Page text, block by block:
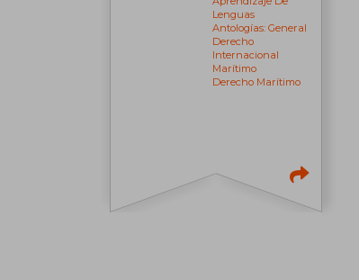
Lenguas
Antologías: General
Derecho
Internacional
Marítimo
Derecho Marítimo